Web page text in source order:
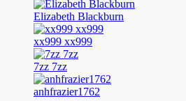
Elizabeth Blackburn
xx999 xx999
7zz 7zz
anhfrazier1762